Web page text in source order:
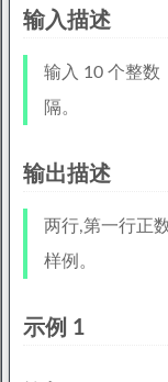
输入描述
输入 10 个整数
隔。
输出描述
两行,第一行正
样例。
示例 1